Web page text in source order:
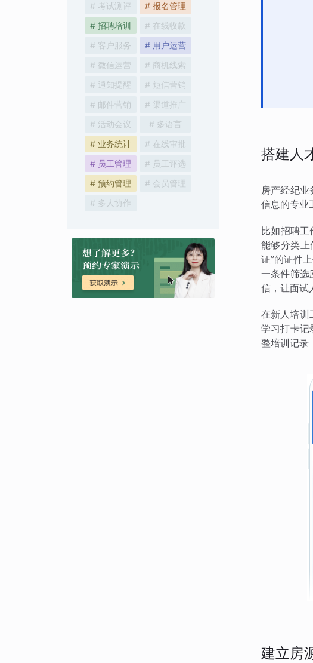
# 考试测评
# 报名管理
# 招聘培训
# 在线收款
# 客户服务
# 用户运营
# 微信运营
# 商机线索
# 通知提醒
# 短信营销
# 邮件营销
# 渠道推广
# 活动会议
# 多语言
# 业务统计
# 在线审批
# 员工管理
# 员工评选
# 预约管理
# 会员管理
# 多人协作
搭建人
房产经纪
信息的专业
比如招聘
能够分类上
证”的证件
一条件筛选
信，让面试
在新人培训
学习打卡记
整培训记录
建立房